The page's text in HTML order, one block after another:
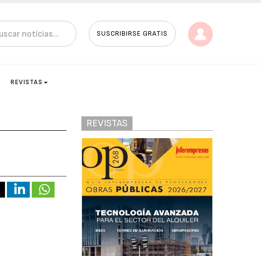
SUSCRIBIRSE GRATIS
REVISTAS
REVISTAS